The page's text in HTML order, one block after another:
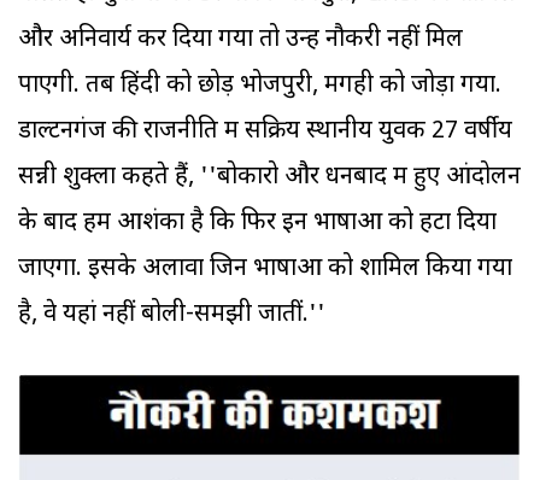
और अनिवार्य कर दिया गया तो उन्हें नौकरी नहीं मिल
पाएगी. तब हिंदी को छोड़ भोजपुरी, मगही को जोड़ा गया.
डाल्टनगंज की राजनीति में सक्रिय स्थानीय युवक 27 वर्षीय
सन्नी शुक्ला कहते हैं, ''बोकारो और धनबाद में हुए आंदोलन
के बाद हमें आशंका है कि फिर इन भाषाओं को हटा दिया
जाएगा. इसके अलावा जिन भाषाओं को शामिल किया गया
है, वे यहां नहीं बोली-समझी जातीं.''